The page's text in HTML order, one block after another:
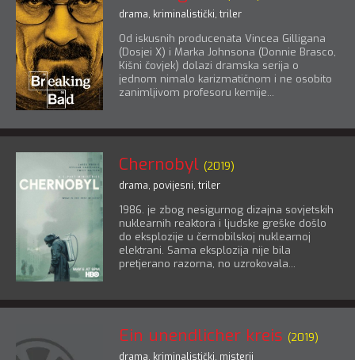
drama, kriminalistički, triler
Od iskusnih producenata Vincea Gilligana
(Dosjei X) i Marka Johnsona (Donnie Brasco,
Kišni čovjek) dolazi dramska serija o
jednom nimalo karizmatičnom i ne osobito
zanimljivom profesoru kemije...
Chernobyl (2019)
drama, povijesni, triler
1986. je zbog nesigurnog dizajna sovjetskih
nuklearnih reaktora i ljudske greške došlo
do eksplozije u černobilskoj nuklearnoj
elektrani. Sama eksplozija nije bila
pretjerano razorna, no uzrokovala...
Ein unendlicher kreis (2019)
drama, kriminalistički, misterij